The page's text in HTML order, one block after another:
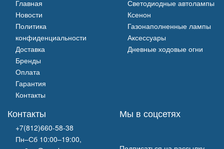
Главная
Новости
Политика
конфиденциальности
Доставка
Бренды
Оплата
Гарантия
Контакты
Светодиодные автолампы
Ксенон
Газонаполненные лампы
Аксессуары
Дневные ходовые огни
Контакты
+7(812)660-58-38
Пн–Сб 10:00–19:00,
Мы в соцсетях